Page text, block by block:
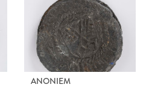
ANONIEM